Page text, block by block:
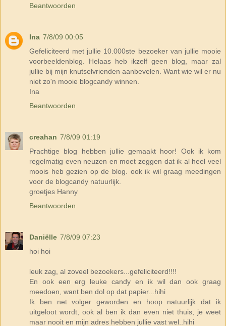
Beantwoorden
Ina 7/8/09 00:05
Gefeliciteerd met jullie 10.000ste bezoeker van jullie mooie
voorbeeldenblog. Helaas heb ikzelf geen blog, maar zal
jullie bij mijn knutselvrienden aanbevelen. Want wie wil er nu
niet zo'n mooie blogcandy winnen.
Ina
Beantwoorden
creahan 7/8/09 01:19
Prachtige blog hebben jullie gemaakt hoor! Ook ik kom
regelmatig even neuzen en moet zeggen dat ik al heel veel
moois heb gezien op de blog. ook ik wil graag meedingen
voor de blogcandy natuurlijk.
groetjes Hanny
Beantwoorden
Daniëlle 7/8/09 07:23
hoi hoi
leuk zag, al zoveel bezoekers...gefeliciteerd!!!!
En ook een erg leuke candy en ik wil dan ook graag
meedoen, want ben dol op dat papier...hihi
Ik ben net volger geworden en hoop natuurlijk dat ik
uitgeloot wordt, ook al ben ik dan even niet thuis, je weet
maar nooit en mijn adres hebben jullie vast wel..hihi